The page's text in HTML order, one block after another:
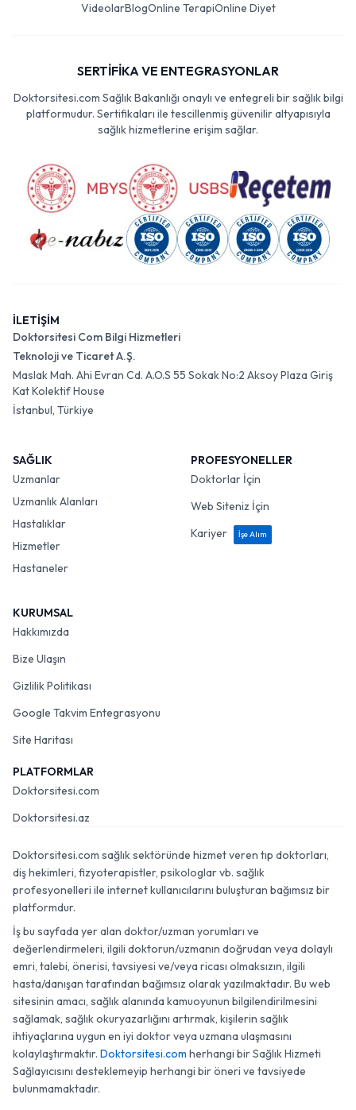
VideolarBlogOnline TerapiOnline Diyet
SERTİFİKA VE ENTEGRASYONLAR
Doktorsitesi.com Sağlık Bakanlığı onaylı ve entegreli bir sağlık bilgi
platformudur. Sertifikaları ile tescillenmiş güvenilir altyapısıyla
sağlık hizmetlerine erişim sağlar.
İLETİŞİM
Doktorsitesi Com Bilgi Hizmetleri
Teknoloji ve Ticaret A.Ş.
Maslak Mah. Ahi Evran Cd. A.O.S 55 Sokak No:2 Aksoy Plaza Giriş
Kat Kolektif House
İstanbul, Türkiye
SAĞLIK
Uzmanlar
Uzmanlık Alanları
Hastalıklar
Hizmetler
Hastaneler
PROFESYONELLER
Doktorlar İçin
Web Siteniz İçin
Kariyer
İşe Alım
KURUMSAL
Hakkımızda
Bize Ulaşın
Gizlilik Politikası
Google Takvim Entegrasyonu
Site Haritası
PLATFORMLAR
Doktorsitesi.com
Doktorsitesi.az
Doktorsitesi.com sağlık sektöründe hizmet veren tıp doktorları,
diş hekimleri, fizyoterapistler, psikologlar vb. sağlık
profesyonelleri ile internet kullanıcılarını buluşturan bağımsız bir
platformdur.
İş bu sayfada yer alan doktor/uzman yorumları ve
değerlendirmeleri, ilgili doktorun/uzmanın doğrudan veya dolaylı
emri, talebi, önerisi, tavsiyesi ve/veya ricası olmaksızın, ilgili
hasta/danışan tarafından bağımsız olarak yazılmaktadır. Bu web
sitesinin amacı, sağlık alanında kamuoyunun bilgilendirilmesini
sağlamak, sağlık okuryazarlığını artırmak, kişilerin sağlık
ihtiyaçlarına uygun en iyi doktor veya uzmana ulaşmasını
kolaylaştırmaktır. Doktorsitesi.com herhangi bir Sağlık Hizmeti
Sağlayıcısını desteklemeyip herhangi bir öneri ve tavsiyede
bulunmamaktadır.